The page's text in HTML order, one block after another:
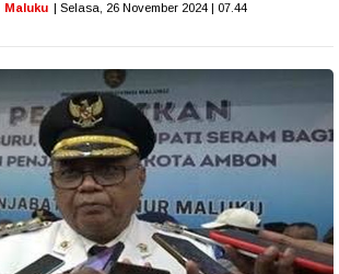
Maluku | Selasa, 26 November 2024 | 07.44